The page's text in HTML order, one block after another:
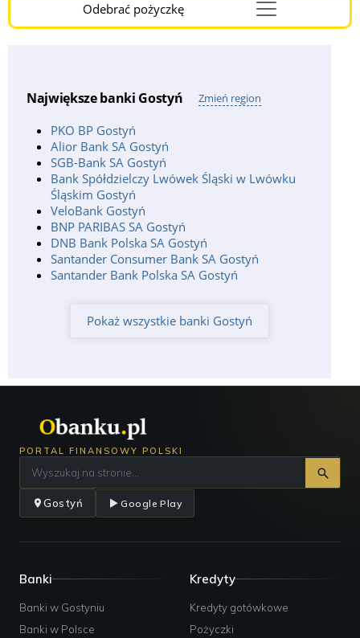
Odebrać pożyczkęMenu
Burger
Największe banki Gostyń Zmień region
PKO BP Gostyń
Alior Bank SA Gostyń
SGB-Bank SA Gostyń
Bank Spółdzielczy Lwówek Śląski w Lwówku
Śląskim Gostyń
VeloBank Gostyń
BNP PARIBAS SA Gostyń
DNB Bank Polska SA Gostyń
Santander Consumer Bank SA Gostyń
Santander Bank Polska SA Gostyń
Pokaż wszystkie banki Gostyń
PORTAL FINANSOWY POLSKI
Gostyń Google Play
Banki
Banki w Gostyniu
Banki w Polsce
Kredyty
Kredyty gotówkowe
Pożyczki